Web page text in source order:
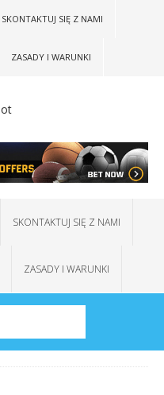
SKONTAKTUJ SIĘ Z NAMI
ZASADY I WARUNKI
SKONTAKTUJ SIĘ Z NAMI
ZASADY I WARUNKI